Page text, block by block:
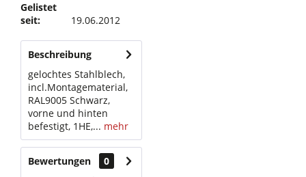
Gelistet
seit:
19.06.2012
Beschreibung
gelochtes Stahlblech,
incl.Montagematerial,
RAL9005 Schwarz,
vorne und hinten
befestigt, 1HE,... mehr
Bewertungen
0